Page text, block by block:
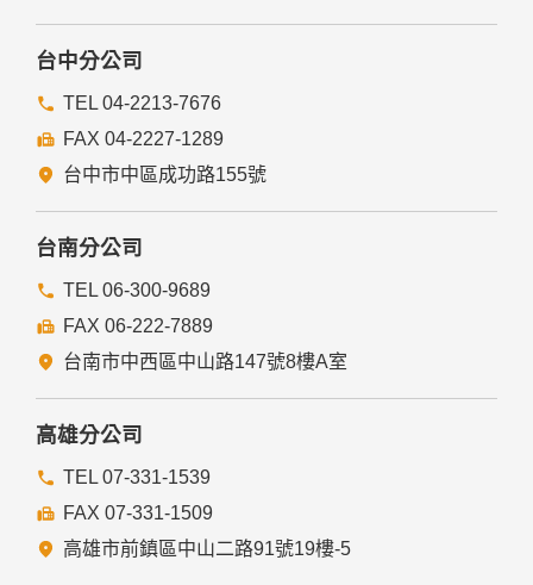
台中分公司
TEL 04-2213-7676
FAX 04-2227-1289
台中市中區成功路155號
台南分公司
TEL 06-300-9689
FAX 06-222-7889
台南市中西區中山路147號8樓A室
高雄分公司
TEL 07-331-1539
FAX 07-331-1509
高雄市前鎮區中山二路91號19樓-5